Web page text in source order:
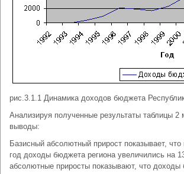
рис.3.1.1 Динамика доходов бюджета
Анализируя полученные результаты таблицы 2
выводы:
Базисный абсолютный прирост показывает,
год доходы бюджета региона увеличились на
абсолютные приросты показывают, что доходы